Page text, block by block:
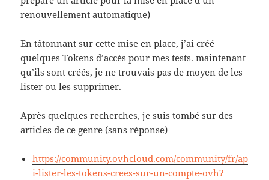
renouvellement automatique)
En tâtonnant sur cette mise en place, j’ai créé
quelques Tokens d’accès pour mes tests. maintenant
qu’ils sont créés, je ne trouvais pas de moyen de les
lister ou les supprimer.
Après quelques recherches, je suis tombé sur des
articles de ce genre (sans réponse)
https://community.ovhcloud.com/community/fr/ap
i-lister-les-tokens-crees-sur-un-compte-ovh?